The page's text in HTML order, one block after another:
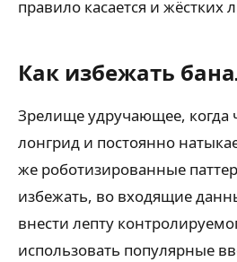
правило касается и
Как избежать
Зрелище удручающее,
лонгрид и постоянно
же роботизированные
избежать, во входящие
внести лепту
использовать популярные